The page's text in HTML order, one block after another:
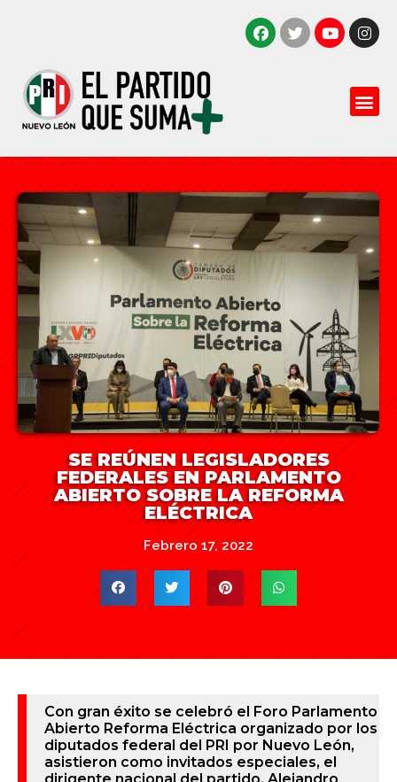
SE REÚNEN LEGISLADORES
FEDERALES EN PARLAMENTO
ABIERTO SOBRE LA REFORMA
ELÉCTRICA
Febrero 17, 2022
Con gran éxito se celebró el Foro Parlamento
Abierto Reforma Eléctrica organizado por los
diputados federal del PRI por Nuevo León,
asistieron como invitados especiales, el